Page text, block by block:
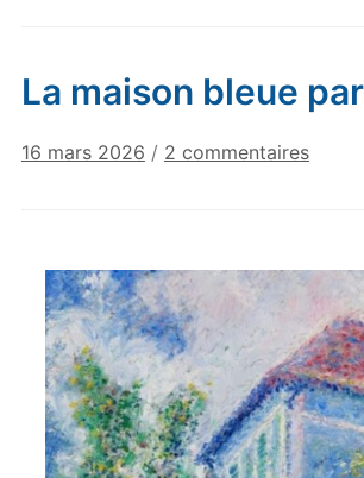
La maison bleue
16 mars 2026 / 2 commentairessur
par